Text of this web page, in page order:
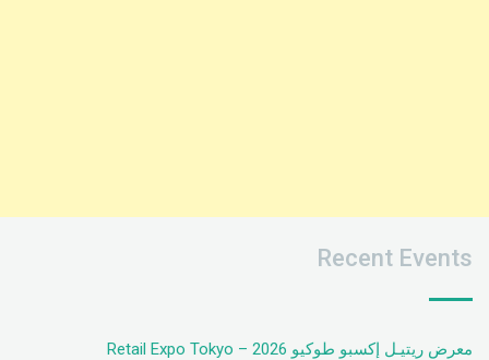
Recent Events
معرض ريتيـل إكسبو طوكيو 2026 – Retail Expo Tokyo